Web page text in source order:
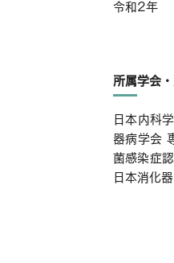
令和2年
所属学会
日本内科
器病学会
菌感染症
日本消化